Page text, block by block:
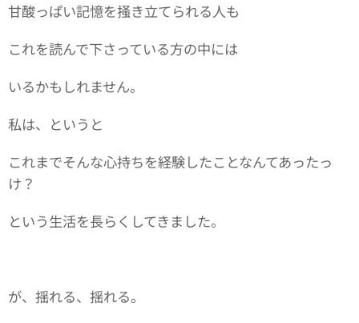
甘酸っぱい記憶を掻き立てられる人も
これを読んで下さっている方の中には
いるかもしれません。
私は、というと
これまでそんな心持ちを経験したことなんてあったっ
け？
という生活を長らくしてきました。
が、揺れる、揺れる。